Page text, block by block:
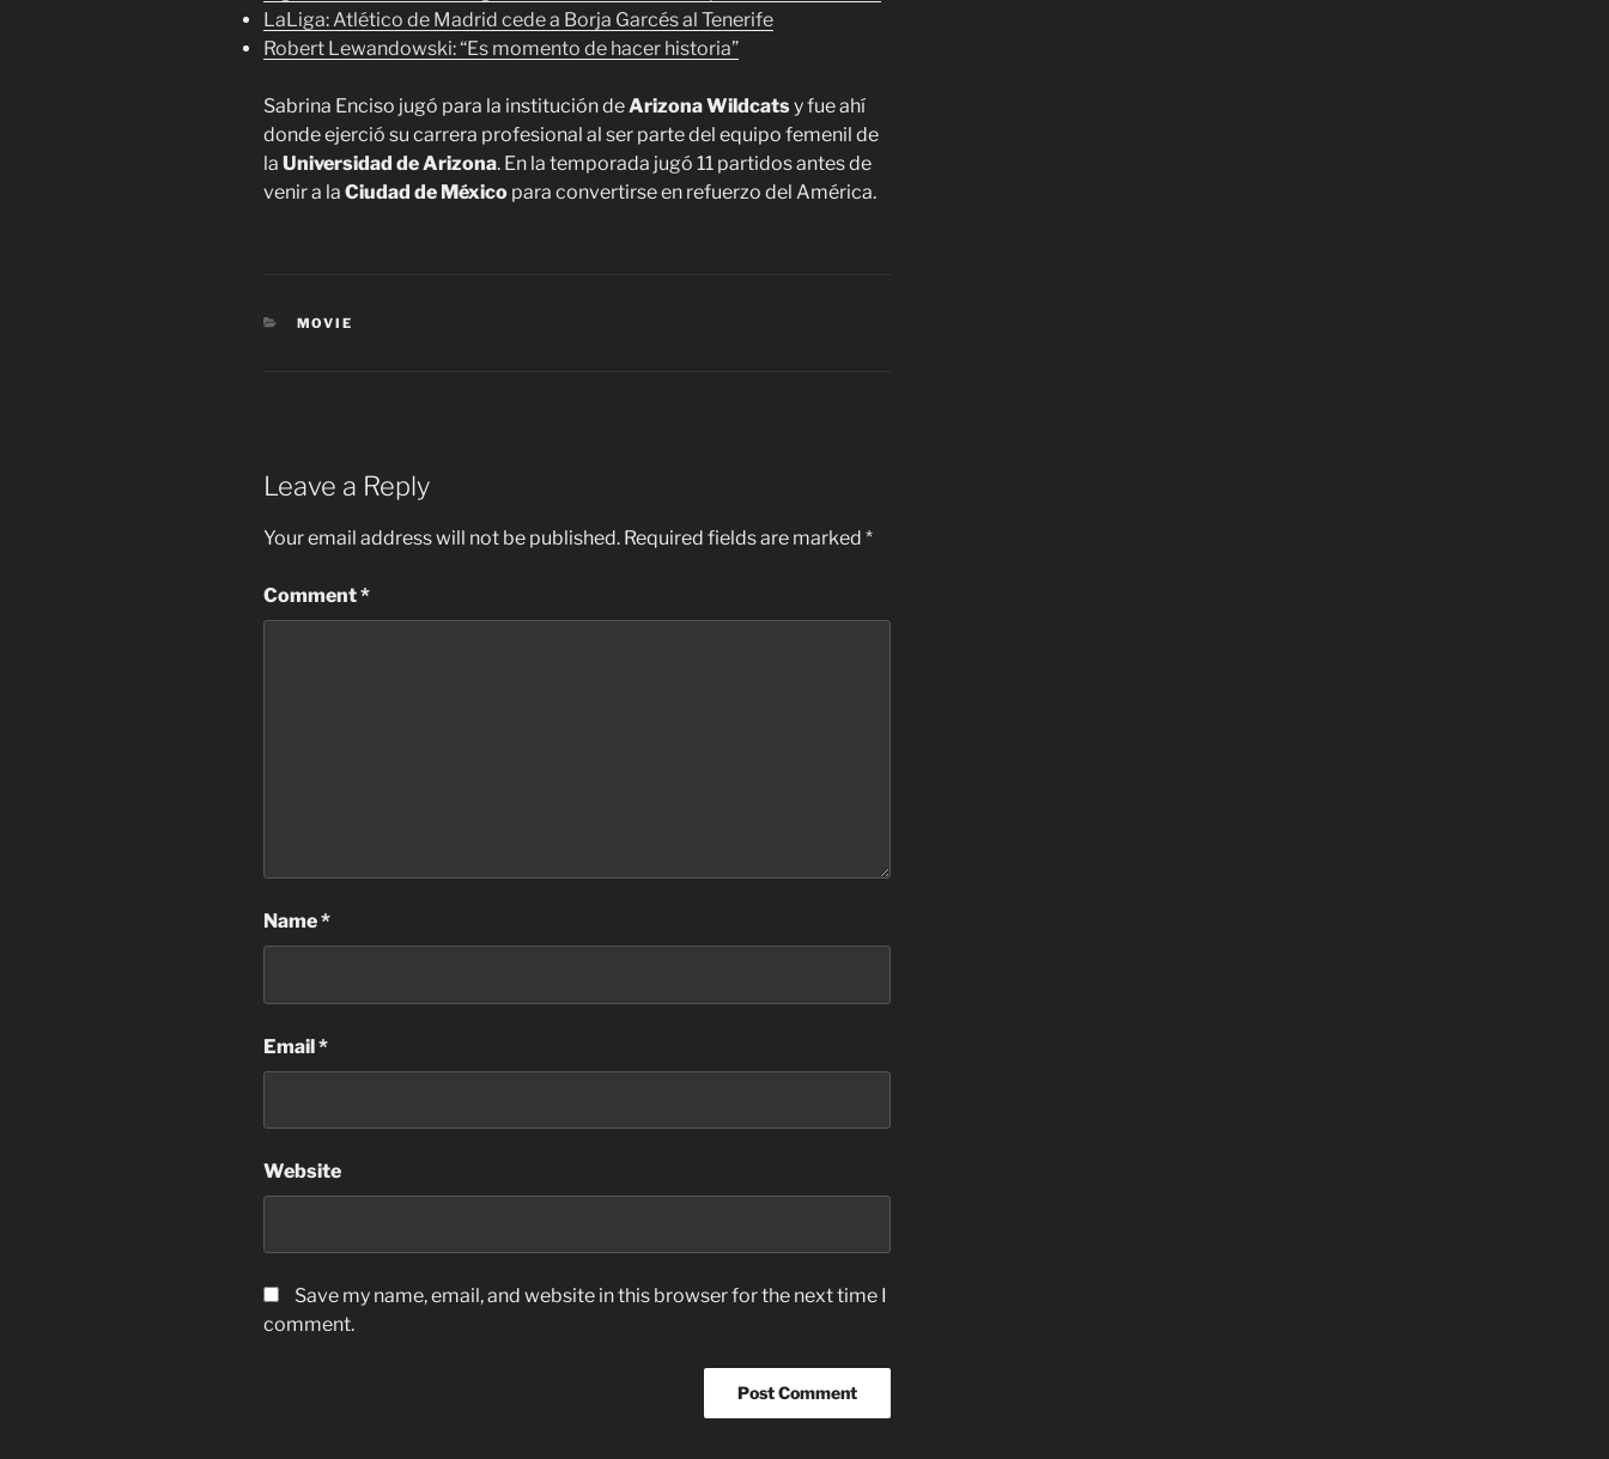
LaLiga: Atlético de Madrid cede a Borja Garcés al Tenerife
Robert Lewandowski: “Es momento de hacer historia”
Sabrina Enciso jugó para la institución deArizona Wildcatsy fue ahí
donde ejerció su carrera profesional al ser parte del equipo femenil de
la Universidad de Arizona. En la temporada jugó 11 partidos antes de
venir a la Ciudad de México para convertirse en refuerzo del América.
CATEGORIES
MOVIE
Leave a Reply
Your email address will not be published. Required fields are marked *
Comment*
Name*
Email*
Website
Save my name, email, and website in this browser for the next time I
comment.